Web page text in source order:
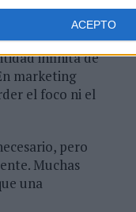
ACEPTO
infinita de
marketing
el foco ni el
pero
Muchas
una